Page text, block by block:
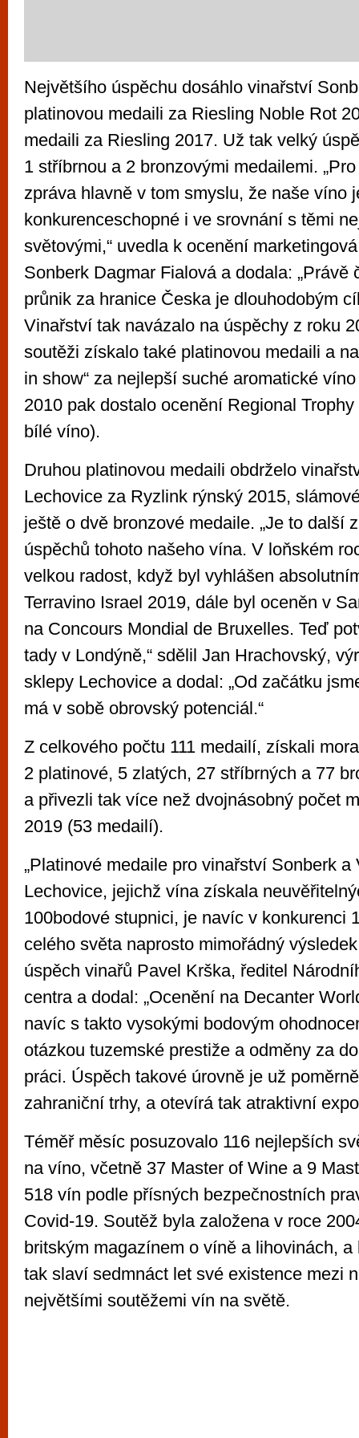
Největšího úspěchu dosáhlo vinařství
platinovou medaili za Riesling Noble Rot
medaili za Riesling 2017. Už tak velký
1 stříbrnou a 2 bronzovými medailemi.
zpráva hlavně v tom smyslu, že naše víno
konkurenceschopné i ve srovnání s těmi
světovými,“ uvedla k ocenění
Sonberk Dagmar Fialová a dodala: „Právě
průnik za hranice Česka je dlouhodobým
Vinařství tak navázalo na úspěchy z roku
soutěži získalo také platinovou medaili a
in show“ za nejlepší suché aromatické
2010 pak dostalo ocenění Regional
bílé víno).
Druhou platinovou medaili obdrželo
Lechovice za Ryzlink rýnský 2015,
ještě o dvě bronzové medaile. „Je to další
úspěchů tohoto našeho vína. V loňském
velkou radost, když byl vyhlášen
Terravino Israel 2019, dále byl oceněn v
na Concours Mondial de Bruxelles. Teď
tady v Londýně,“ sdělil Jan Hrachovský,
sklepy Lechovice a dodal: „Od začátku
má v sobě obrovský potenciál.“
Z celkového počtu 111 medailí, získali
2 platinové, 5 zlatých, 27 stříbrných a 77
a přivezli tak více než dvojnásobný počet
2019 (53 medailí).
„Platinové medaile pro vinařství Sonberk a
Lechovice, jejichž vína získala
100bodové stupnici, je navíc v konkurenci
celého světa naprosto mimořádný
úspěch vinařů Pavel Krška, ředitel
centra a dodal: „Ocenění na Decanter
navíc s takto vysokými bodovým
otázkou tuzemské prestiže a odměny za
práci. Úspěch takové úrovně je už
zahraniční trhy, a otevírá tak atraktivní
Téměř měsíc posuzovalo 116 nejlepších
na víno, včetně 37 Master of Wine a 9
518 vín podle přísných bezpečnostních
Covid-19. Soutěž byla založena v roce
britským magazínem o víně a lihovinách,
tak slaví sedmnáct let své existence mezi
největšími soutěžemi vín na světě.